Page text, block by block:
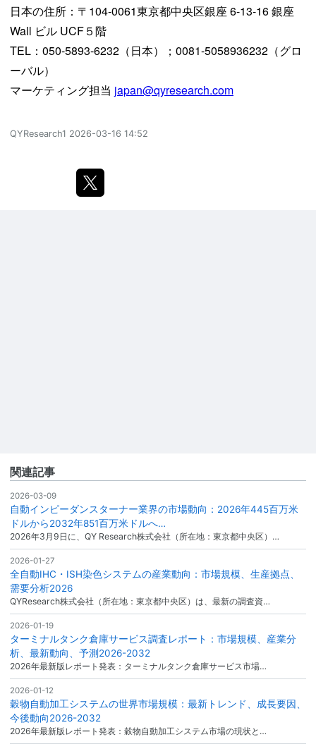
日本の住所：〒104-0061東京都中央区銀座 6-13-16 銀座
Wall ビル UCF５階
TEL：050-5893-6232（日本）；0081-5058936232（グロ
ーバル）
マーケティング担当 japan@qyresearch.com
QYResearch1 2026-03-16 14:52
関連記事
2026-03-09
自動インピーダンスターナー業界の市場動向：2026年445百万米
ドルから2032年851百万米ドルへ…
2026年3月9日に、QY Research株式会社（所在地：東京都中央区）…
2026-01-27
全自動IHC・ISH染色システムの産業動向：市場規模、生産拠点、
需要分析2026
QYResearch株式会社（所在地：東京都中央区）は、最新の調査資…
2026-01-19
ターミナルタンク倉庫サービス調査レポート：市場規模、産業分
析、最新動向、予測2026-2032
2026年最新版レポート発表：ターミナルタンク倉庫サービス市場…
2026-01-12
穀物自動加工システムの世界市場規模：最新トレンド、成長要因、
今後動向2026-2032
2026年最新版レポート発表：穀物自動加工システム市場の現状と…